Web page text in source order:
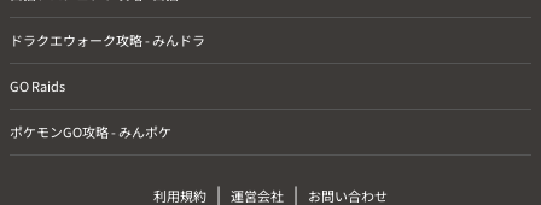
ドラクエウォーク攻略 - みんドラ
GO Raids
ポケモンGO攻略 - みんポケ
利用規約 | 運営会社 | お問い合わせ